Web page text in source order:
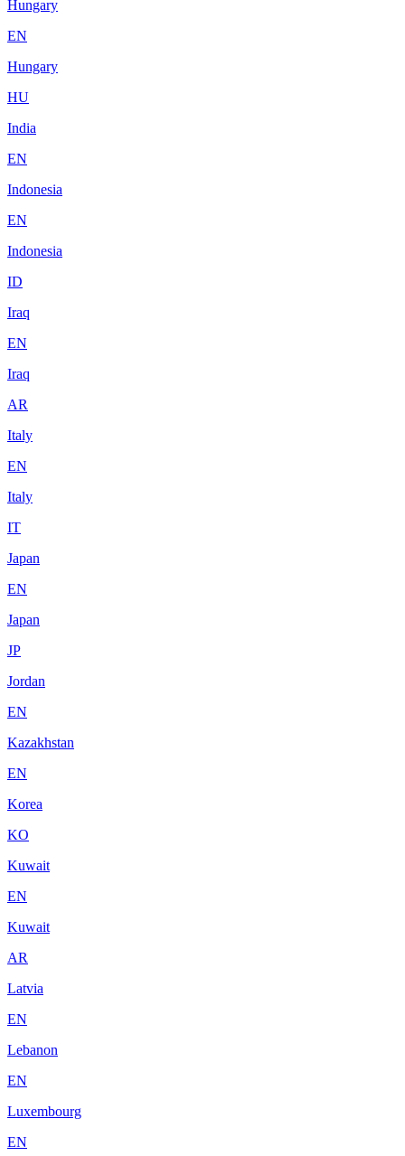
Hungary
EN
Hungary
HU
India
EN
Indonesia
EN
Indonesia
ID
Iraq
EN
Iraq
AR
Italy
EN
Italy
IT
Japan
EN
Japan
JP
Jordan
EN
Kazakhstan
EN
Korea
KO
Kuwait
EN
Kuwait
AR
Latvia
EN
Lebanon
EN
Luxembourg
EN